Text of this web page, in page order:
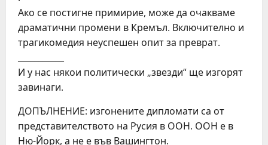
Ако се постигне примирие, може да очакваме
драматични промени в Кремъл. Включително и
трагикомедия неуспешен опит за преврат.
И у нас някои политически „звезди“ ще изгорят
завинаги.
ДОПЪЛНЕНИЕ: изгонените дипломати са от
представителството на Русия в ООН. ООН е в
Ню-Йорк, а не е във Вашингтон.